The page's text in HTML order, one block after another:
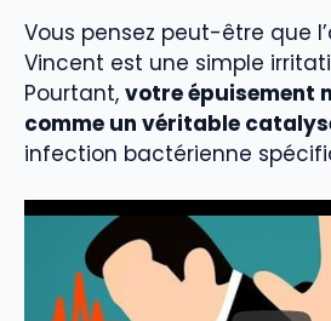
Vous pensez peut-être que
Vincent est une simple
Pourtant, votre épuisement
comme un véritable
infection bactérienne